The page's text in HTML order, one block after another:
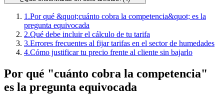
1 .Por qué &quot;cuánto cobra la competencia&quot; es la
pregunta equivocada
2.Qué debe incluir el cálculo de tu tarifa
3.Errores frecuentes al fijar tarifas en el sector de humedades
4.Cómo justificar tu precio frente al cliente sin bajarlo
Por qué "cuánto cobra la competencia"
es la pregunta equivocada